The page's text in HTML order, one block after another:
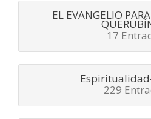
EL EVANGELIO
17
229